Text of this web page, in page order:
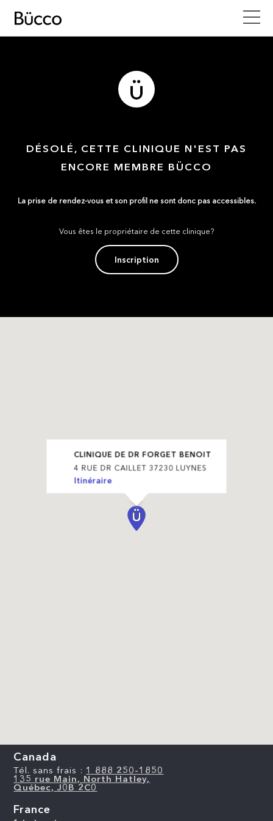
DÉSOLÉ, CETTE CLINIQUE N'EST PAS
ENCORE MEMBRE BÜCCO
La prise de rendez-vous et son profil ne sont donc pas accessibles.
Vous êtes le propriétaire de cette clinique?
Inscription
CLINIQUE DE DR FORGET BENOIT
4 RUE DR CAILLET 37230 LUYNES
Itinéraire
Canada
Tél. sans frais : 1 888 250-1850
135 rue Main, North Hatley,
Québec, J0B 2C0
France